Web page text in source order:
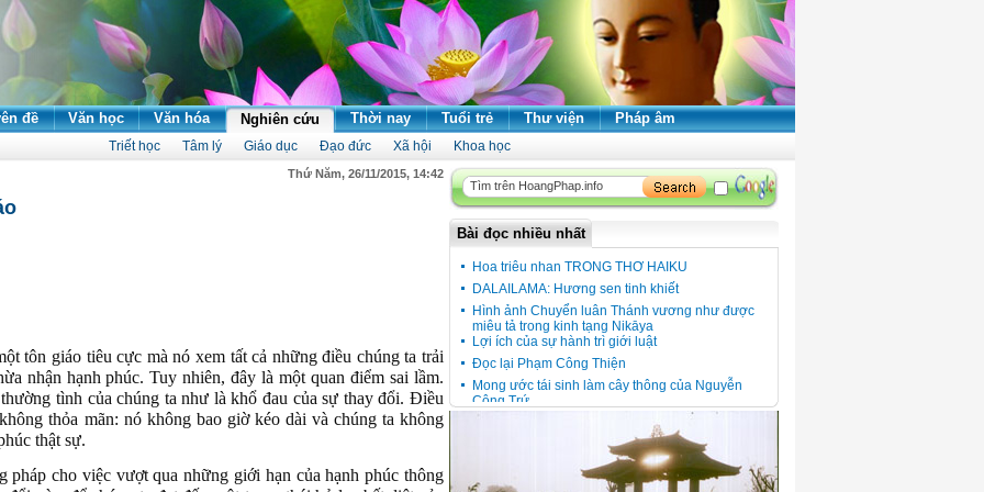
đề Văn học Văn hóa Nghiên cứu Thời nay Tuổi trẻ Thư viện Pháp âm
Triết học Tâm lý Giáo dục Đạo đức Xã hội Khoa học
Thứ Năm, 26/11/2015, 14:42
tôn giáo tiêu cực mà nó xem tất cả những điều chúng ta trải
nhận hạnh phúc. Tuy nhiên, đây là một quan điểm sai lầm.
tình của chúng ta như là khổ đau của sự thay đổi. Điều
thỏa mãn: nó không bao giờ kéo dài và chúng ta không
thật sự.
pháp cho việc vượt qua những giới hạn của hạnh phúc thông
Bài đọc nhiều nhất
Hoa triêu nhan TRONG THƠ HAIKU
DALAILAMA: Hương sen tinh khiết
Hình ảnh Chuyển luân Thánh vương như được
miêu tả trong kinh tạng Nikāya
Lợi ích của sự hành trì giới luật
Đọc lại Phạm Công Thiện
Mong ước tái sinh làm cây thông của Nguyễn
Công Trứ
Cầu ngói Thanh Toàn - Nét đẹp kiến trúc giữa